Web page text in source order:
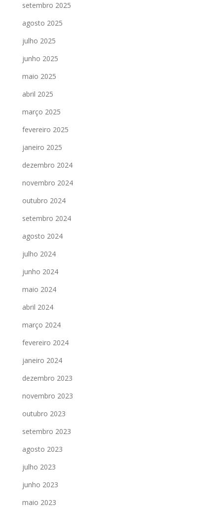
setembro 2025
agosto 2025
julho 2025
junho 2025
maio 2025
abril 2025
março 2025
fevereiro 2025
janeiro 2025
dezembro 2024
novembro 2024
outubro 2024
setembro 2024
agosto 2024
julho 2024
junho 2024
maio 2024
abril 2024
março 2024
fevereiro 2024
janeiro 2024
dezembro 2023
novembro 2023
outubro 2023
setembro 2023
agosto 2023
julho 2023
junho 2023
maio 2023